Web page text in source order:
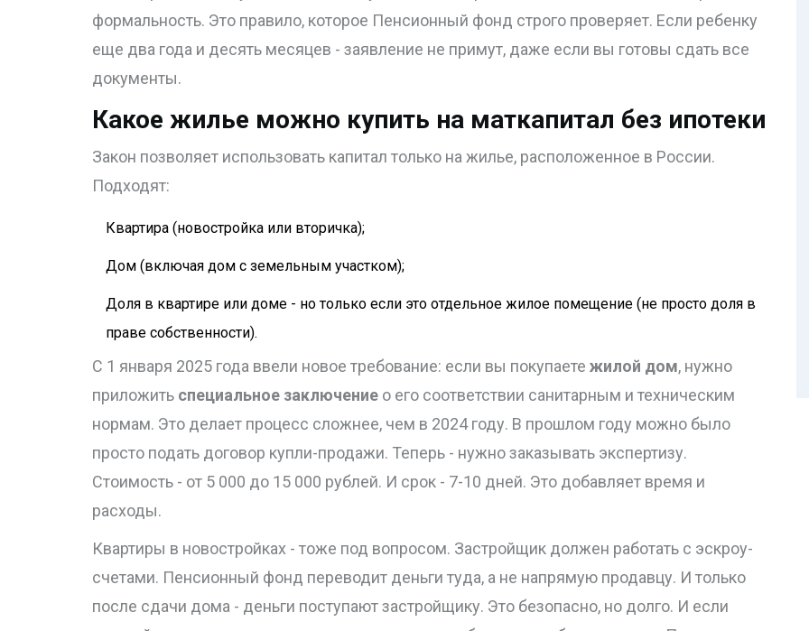
формальность. Это правило, которое Пенсионный фонд строго проверяет. Если ребенку
еще два года и десять месяцев - заявление не примут, даже если вы готовы сдать все
документы.
Какое жилье можно купить на маткапитал без ипотеки
Закон позволяет использовать капитал только на жилье, расположенное в России.
Подходят:
Квартира (новостройка или вторичка);
Дом (включая дом с земельным участком);
Доля в квартире или доме - но только если это отдельное жилое помещение (не просто доля в
праве собственности).
С 1 января 2025 года ввели новое требование: если вы покупаете жилой дом, нужно
приложить специальное заключение о его соответствии санитарным и техническим
нормам. Это делает процесс сложнее, чем в 2024 году. В прошлом году можно было
просто подать договор купли-продажи. Теперь - нужно заказывать экспертизу.
Стоимость - от 5 000 до 15 000 рублей. И срок - 7-10 дней. Это добавляет время и
расходы.
Квартиры в новостройках - тоже под вопросом. Застройщик должен работать с эскроу-
счетами. Пенсионный фонд переводит деньги туда, а не напрямую продавцу. И только
после сдачи дома - деньги поступают застройщику. Это безопасно, но долго. И если